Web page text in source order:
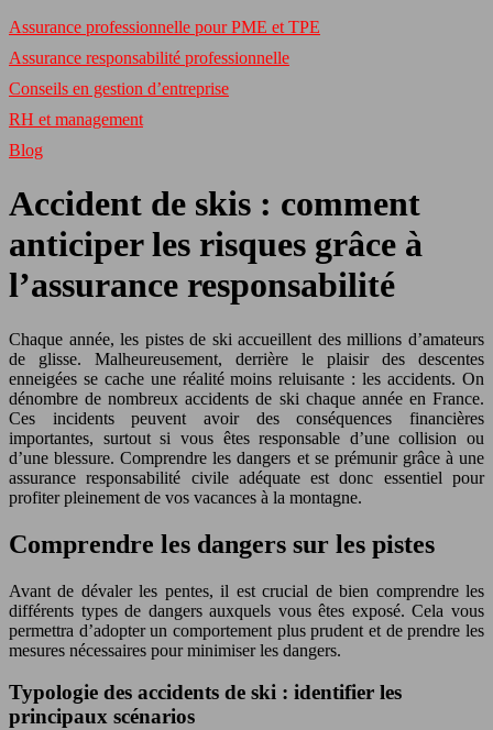
Assurance professionnelle pour PME et TPE
Assurance responsabilité professionnelle
Conseils en gestion d’entreprise
RH et management
Blog
Accident de skis : comment
anticiper les risques grâce à
l’assurance responsabilité
Chaque année, les pistes de ski accueillent des millions d’amateurs
de glisse. Malheureusement, derrière le plaisir des descentes
enneigées se cache une réalité moins reluisante : les accidents. On
dénombre de nombreux accidents de ski chaque année en France.
Ces incidents peuvent avoir des conséquences financières
importantes, surtout si vous êtes responsable d’une collision ou
d’une blessure. Comprendre les dangers et se prémunir grâce à une
assurance responsabilité civile adéquate est donc essentiel pour
profiter pleinement de vos vacances à la montagne.
Comprendre les dangers sur les pistes
Avant de dévaler les pentes, il est crucial de bien comprendre les
différents types de dangers auxquels vous êtes exposé. Cela vous
permettra d’adopter un comportement plus prudent et de prendre les
mesures nécessaires pour minimiser les dangers.
Typologie des accidents de ski : identifier les
principaux scénarios